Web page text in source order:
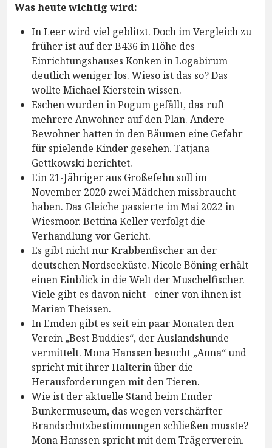
Was heute wichtig wird:
In Leer wird viel geblitzt. Doch im Vergleich zu
früher ist auf der B436 in Höhe des
Einrichtungshauses Konken in Logabirum
deutlich weniger los. Wieso ist das so? Das
wollte Michael Kierstein wissen.
Eschen wurden in Pogum gefällt, das ruft
mehrere Anwohner auf den Plan. Andere
Bewohner hatten in den Bäumen eine Gefahr
für spielende Kinder gesehen. Tatjana
Gettkowski berichtet.
Ein 21-Jähriger aus Großefehn soll im
November 2020 zwei Mädchen missbraucht
haben. Das Gleiche passierte im Mai 2022 in
Wiesmoor. Bettina Keller verfolgt die
Verhandlung vor Gericht.
Es gibt nicht nur Krabbenfischer an der
deutschen Nordseeküste. Nicole Böning erhält
einen Einblick in die Welt der Muschelfischer.
Viele gibt es davon nicht - einer von ihnen ist
Marian Theissen.
In Emden gibt es seit ein paar Monaten den
Verein „Best Buddies“, der Auslandshunde
vermittelt. Mona Hanssen besucht „Anna“ und
spricht mit ihrer Halterin über die
Herausforderungen mit den Tieren.
Wie ist der aktuelle Stand beim Emder
Bunkermuseum, das wegen verschärfter
Brandschutzbestimmungen schließen musste?
Mona Hanssen spricht mit dem Trägerverein.